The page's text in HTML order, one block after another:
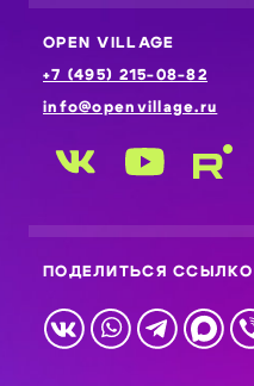
OPEN VILLAGE
+7 (495) 215-08-82
info@openvillage.ru
ПОДЕЛИТЬСЯ